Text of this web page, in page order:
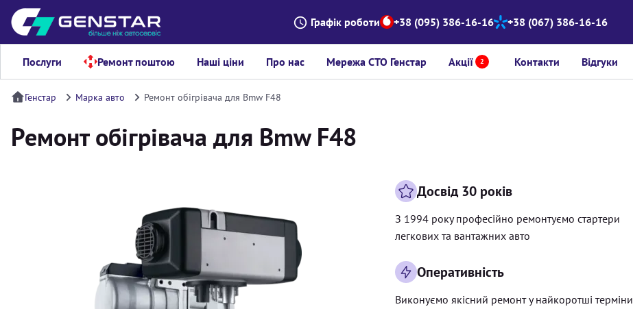
Графік роботи +38 (095) 386-16-16 +38 (067) 386-16-16
Послуги Ремонт поштою Наші ціни Про нас Мережа СТО Генстар Акції 2 Контакти Відгуки
Генстар Марка авто Ремонт обігрівача для Bmw F48
Ремонт обігрівача для Bmw F48
Досвід 30 років
З 1994 року професійно ремонтуємо стартери
легкових та вантажних авто
Оперативність
Виконуємо якісний ремонт у найкоротші терміни